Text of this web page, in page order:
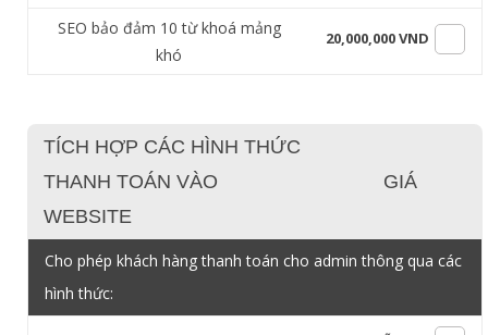
SEO bảo đảm 10 từ khoá mảng
khó
20,000,000 VND
TÍCH HỢP CÁC HÌNH THỨC
THANH TOÁN VÀO
WEBSITE
GIÁ
Cho phép khách hàng thanh toán cho admin thông qua các
hình thức: